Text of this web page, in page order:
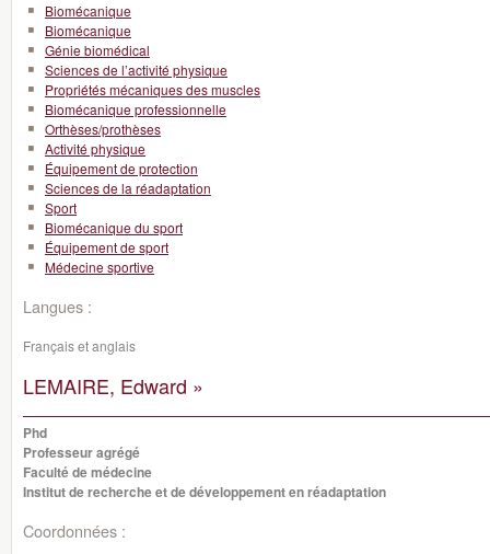
Biomécanique
Biomécanique
Génie biomédical
Sciences de l’activité physique
Propriétés mécaniques des muscles
Biomécanique professionnelle
Orthèses/prothèses
Activité physique
Équipement de protection
Sciences de la réadaptation
Sport
Biomécanique du sport
Équipement de sport
Médecine sportive
Langues :
Français et anglais
LEMAIRE, Edward »
Phd
Professeur agrégé
Faculté de médecine
Institut de recherche et de développement en réadaptation
Coordonnées :